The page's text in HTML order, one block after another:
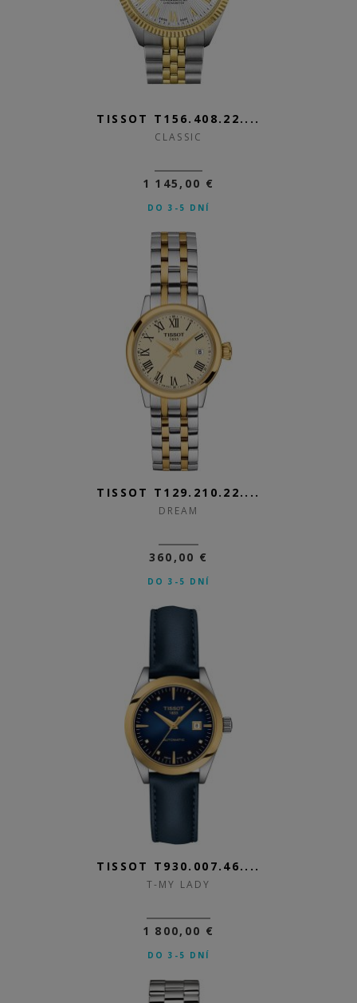
TISSOT T156.408.22....
CLASSIC
1 145,00 €
DO 3-5 DNÍ
TISSOT T129.210.22....
DREAM
360,00 €
DO 3-5 DNÍ
TISSOT T930.007.46....
T-MY LADY
1 800,00 €
DO 3-5 DNÍ